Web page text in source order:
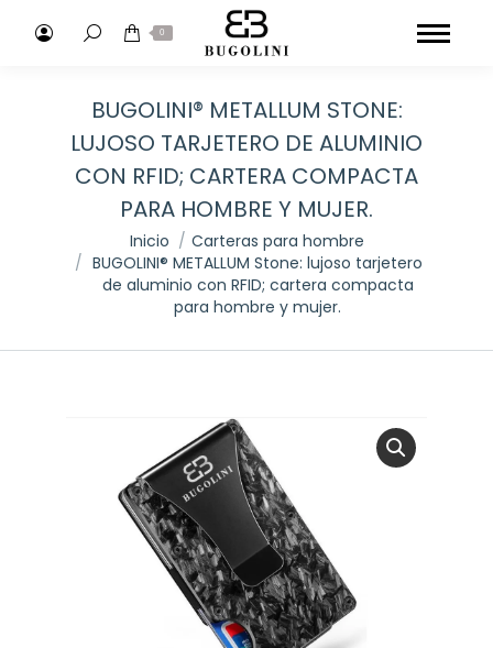
Buscar: 0
BUGOLINI® METALLUM STONE:
LUJOSO TARJETERO DE ALUMINIO
CON RFID; CARTERA COMPACTA
PARA HOMBRE Y MUJER.
Estás aquí:
Inicio
Carteras para hombre
BUGOLINI® METALLUM Stone: lujoso tarjetero
de aluminio con RFID; cartera compacta
para hombre y mujer.